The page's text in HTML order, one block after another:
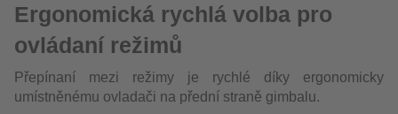
Ergonomická rychlá volba pro
ovládaní režimů
Přepínaní mezi režimy je rychlé díky ergonomicky
umístněnému ovladači na přední straně gimbalu.